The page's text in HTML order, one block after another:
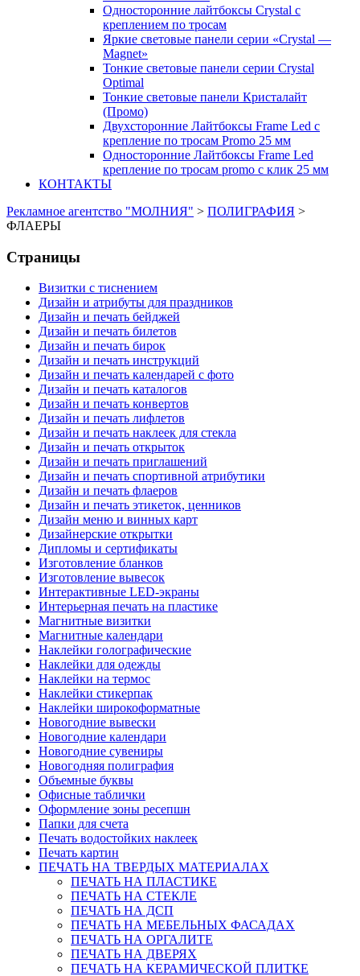
Односторонние лайтбоксы Crystal с
креплением по тросам
Яркие световые панели серии «Crystal —
Magnet»
Тонкие световые панели серии Crystal
Optimal
Тонкие световые панели Кристалайт
(Промо)
Двухсторонние Лайтбоксы Frame Led с
крепление по тросам Promo 25 мм
Односторонние Лайтбоксы Frame Led
крепление по тросам promo с клик 25 мм
КОНТАКТЫ
Рекламное агентство "МОЛНИЯ" > ПОЛИГРАФИЯ >
ФЛАЕРЫ
Страницы
Визитки с тиснением
Дизайн и атрибуты для праздников
Дизайн и печать бейджей
Дизайн и печать билетов
Дизайн и печать бирок
Дизайн и печать инструкций
Дизайн и печать календарей с фото
Дизайн и печать каталогов
Дизайн и печать конвертов
Дизайн и печать лифлетов
Дизайн и печать наклеек для стекла
Дизайн и печать открыток
Дизайн и печать приглашений
Дизайн и печать спортивной атрибутики
Дизайн и печать флаеров
Дизайн и печать этикеток, ценников
Дизайн меню и винных карт
Дизайнерские открытки
Дипломы и сертификаты
Изготовление бланков
Изготовление вывесок
Интерактивные LED-экраны
Интерьерная печать на пластике
Магнитные визитки
Магнитные календари
Наклейки голографические
Наклейки для одежды
Наклейки на термос
Наклейки стикерпак
Наклейки широкоформатные
Новогодние вывески
Новогодние календари
Новогодние сувениры
Новогодняя полиграфия
Объемные буквы
Офисные таблички
Оформление зоны ресепшн
Папки для счета
Печать водостойких наклеек
Печать картин
ПЕЧАТЬ НА ТВЕРДЫХ МАТЕРИАЛАХ
ПЕЧАТЬ НА ПЛАСТИКЕ
ПЕЧАТЬ НА СТЕКЛЕ
ПЕЧАТЬ НА ДСП
ПЕЧАТЬ НА МЕБЕЛЬНЫХ ФАСАДАХ
ПЕЧАТЬ НА ОРГАЛИТЕ
ПЕЧАТЬ НА ДВЕРЯХ
ПЕЧАТЬ НА КЕРАМИЧЕСКОЙ ПЛИТКЕ